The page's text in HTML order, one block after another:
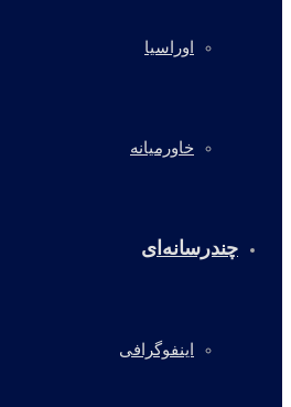
اوراسیا
خاورمیانه
چندرسانه‌ای
اینفوگرافی